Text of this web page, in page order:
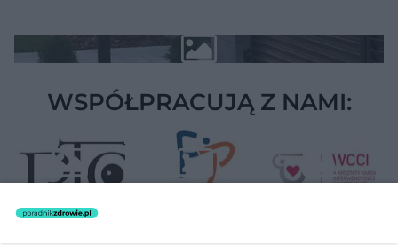
WSPÓŁPRACUJĄ Z NAMI: